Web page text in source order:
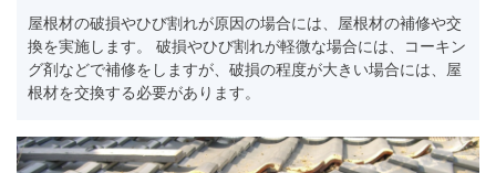
屋根材の破損やひび割れが原因の場合には、屋根材の補修や交
換を実施します。 破損やひび割れが軽微な場合には、コーキン
グ剤などで補修をしますが、破損の程度が大きい場合には、屋
根材を交換する必要があります。